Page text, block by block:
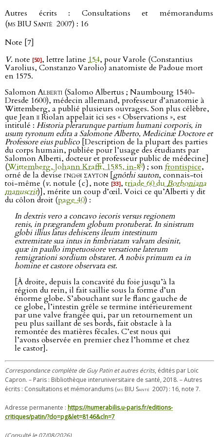
Autres écrits : Consultations et mémorandums
(ms BIU Santé 2007) : 16
Note [7]
V. note [50], lettre latine 154, pour Varole (Constantius
Varolius, Constanzo Varolio) anatomiste de Padoue mort
en 1575.
SalomonAlberti (Salomo Albertus ; Naumbourg 1540-
Dresde 1600), médecin allemand, professeur d’anatomie à
Wittemberg, a publié plusieurs ouvrages. Son plus célèbre,
que JeaniiRiolan appelait ici ses « Observations », est
intitulé : Historia plerarunque partium humani corporis, in
usum tyronum edita a Salomone Alberto, Medicinæ Doctore et
Professore eius publico [Description de la plupart des parties
du corps humain, publiée pour l’usage des étudiants par
Salomon Alberti, docteur et professeur public de médecine]
(Wittemberg, Johann Krafft, 1585, in‑8o) ; sonfrontispice,
orné de la devise γνωθι σαυτον [gnôthi sauton, connais-toi
toi-même (v. notule {c}, note [33], triade 60 duBorboniana
manuscrit)], mérite un coup d’œil. Voici ce qu’Alberti y dit
du côlon droit (page 40) :
In dextris vero a concavo iecoris versus regionem
renis, in prægrandem globum protuberat. In sinistrum
globi illius latus dehiscens ileum intestinum
extremitate sua intus in fimbriatam valvam desinit,
quæ in paullo impetuosiore versatione laterum
remigrationi sordium obstaret. A nobis primum ea in
homine et castore observata est.
[À droite, depuis la concavité du foie jusqu’à la
région du rein, il fait saillie sous la forme d’un
énorme globe. S’abouchant sur le flanc gauche de
ce globe, l’intestin grêle se termine intérieurement
par une valve frangée qui, par un retournement un
peu plus saillant de ses bords, fait obstacle à la
remontée des matières fécales. C’est nous qui
l’avons observée en premier chez l’homme et chez
le castor].
Correspondance complète de Guy Patin et autres écrits, édités par Loïc
Capron. – Paris : Bibliothèque interuniversitaire de santé, 2018. – Autres
écrits : Consultations et mémorandums (ms BIU Santé 2007) : 16, note 7.
Adresse permanente : https://numerabilis.u-paris.fr/editions-
critiques/patin/?do=pg&let=8146&cln=7